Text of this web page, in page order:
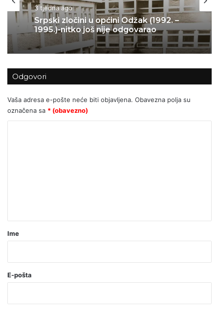
3 tjedna ago
Srpski zločini u općini Odžak (1992. –
1995.)-nitko još nije odgovarao
Odgovori
Vaša adresa e-pošte neće biti objavljena. Obavezna polja su
označena sa * (obavezno)
r
o
a
Ime
E-pošta